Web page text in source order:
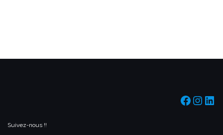
Suivez-nous !!